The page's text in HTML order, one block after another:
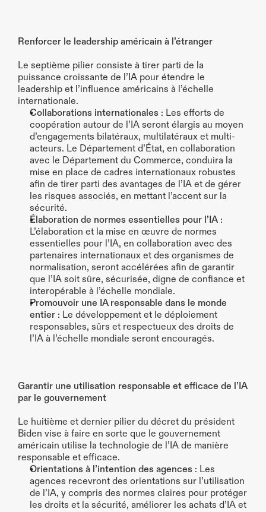
Renforcer le leadership américain à l’étranger
Le septième pilier consiste à tirer parti de la
puissance croissante de l’IA pour étendre le
leadership et l’influence américains à l’échelle
internationale.
Collaborations internationales : Les efforts de
coopération autour de l’IA seront élargis au moyen
d’engagements bilatéraux, multilatéraux et multi-
acteurs. Le Département d’État, en collaboration
avec le Département du Commerce, conduira la
mise en place de cadres internationaux robustes
afin de tirer parti des avantages de l’IA et de gérer
les risques associés, en mettant l’accent sur la
sécurité.
Élaboration de normes essentielles pour l’IA :
L’élaboration et la mise en œuvre de normes
essentielles pour l’IA, en collaboration avec des
partenaires internationaux et des organismes de
normalisation, seront accélérées afin de garantir
que l’IA soit sûre, sécurisée, digne de confiance et
interopérable à l’échelle mondiale.
Promouvoir une IA responsable dans le monde
entier : Le développement et le déploiement
responsables, sûrs et respectueux des droits de
l’IA à l’échelle mondiale seront encouragés.
Garantir une utilisation responsable et efficace de l’IA
par le gouvernement
Le huitième et dernier pilier du décret du président
Biden vise à faire en sorte que le gouvernement
américain utilise la technologie de l’IA de manière
responsable et efficace.
Orientations à l’intention des agences : Les
agences recevront des orientations sur l’utilisation
de l’IA, y compris des normes claires pour protéger
les droits et la sécurité, améliorer les achats d’IA et